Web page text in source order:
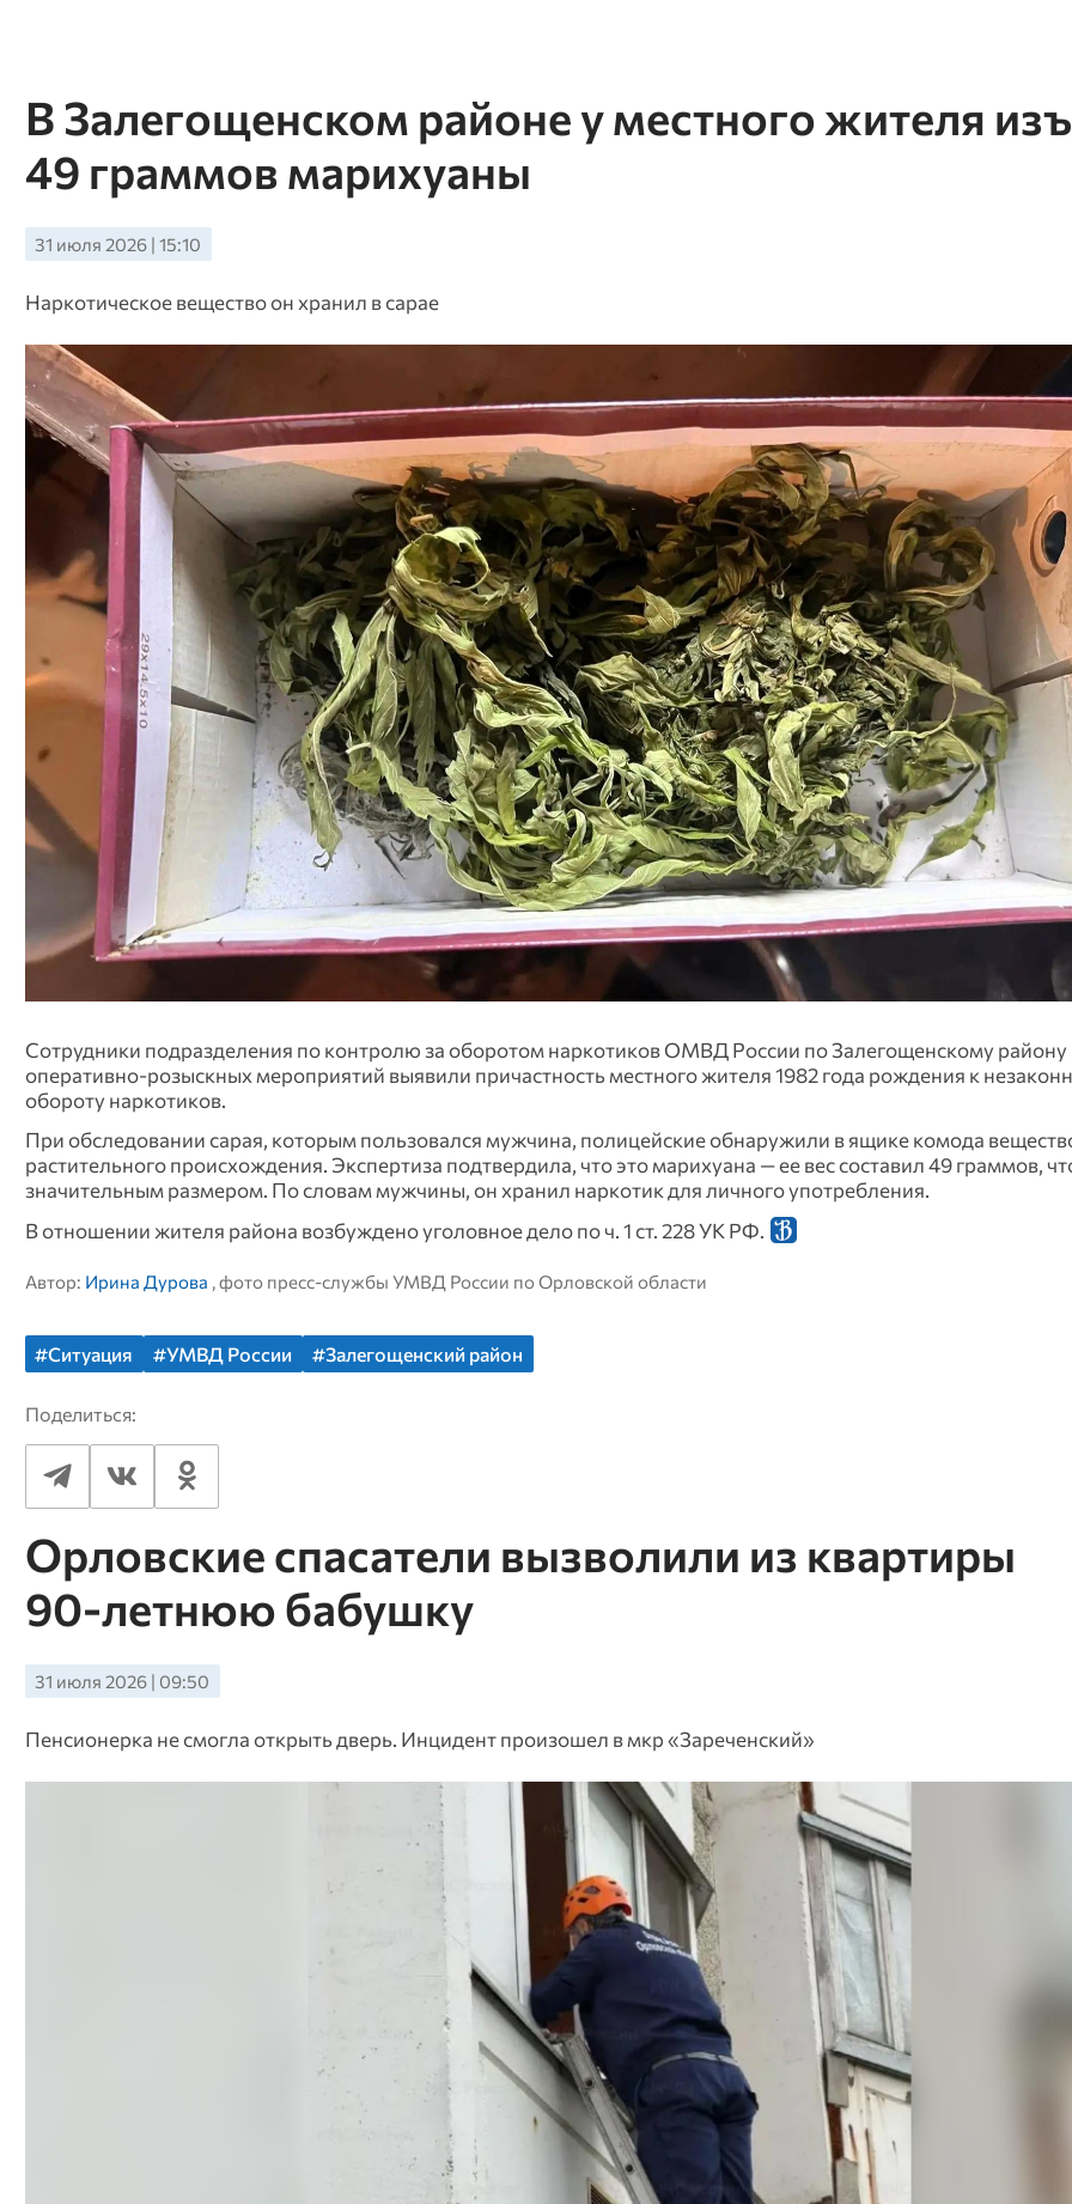
В Залегощенском районе у местного жителя
49 граммов марихуаны
31 июля 2026 | 15:10
Наркотическое вещество он хранил в сарае
Сотрудники подразделения по контролю за оборотом наркотиков ОМВД России по Залегощенскому району
оперативно‑розыскных мероприятий выявили причастность местного жителя 1982 года рождения к
обороту наркотиков.
При обследовании сарая, которым пользовался мужчина, полицейские обнаружили в ящике комода
растительного происхождения. Экспертиза подтвердила, что это марихуана — ее вес составил 49 граммов,
значительным размером. По словам мужчины, он хранил наркотик для личного употребления.
В отношении жителя района возбуждено уголовное дело по ч. 1 ст. 228 УК РФ.
Автор: Ирина Дурова , фото пресс-службы УМВД России по Орловской области
#Ситуация #УМВД России #Залегощенский район
Поделиться:
Орловские спасатели вызволили из квартиры
90‑летнюю бабушку
31 июля 2026 | 09:50
Пенсионерка не смогла открыть дверь. Инцидент произошел в мкр «Зареченский»